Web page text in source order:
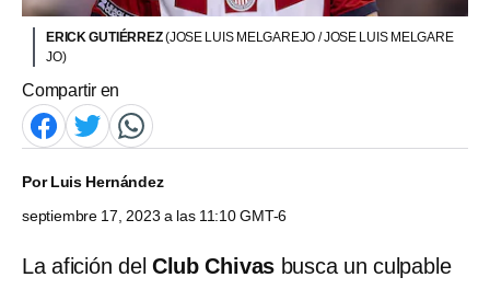
ERICK GUTIÉRREZ(JOSE LUIS MELGAREJO / JOSE LUIS MELGARE
JO)
Compartir en
PorLuis Hernández
septiembre 17, 2023 a las 11:10 GMT-6
La afición del Club Chivas busca un culpable